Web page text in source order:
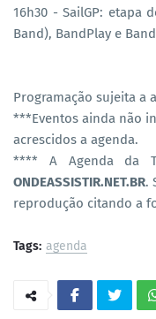
16h30 - SailGP: etapa
Band), BandPlay e
Programação sujeita a
***Eventos ainda não
acrescidos a agenda.
**** A Agenda da
ONDEASSISTIR.NET.BR.
reprodução citando a
Tags: agenda